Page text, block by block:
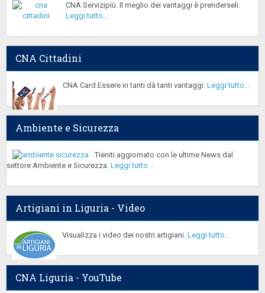
CNA Servizipiù. Il meglio dei vantaggi è prenderseli.
Leggi tutto...
CNA Cittadini
CNA Card.Essere in tanti dà tanti vantaggi. Leggi tutto...
Ambiente e Sicurezza
Tieniti aggiornato con le ultime News dal
settore Ambiente e Sicurezza. Leggi tutto...
Artigiani in Liguria - Video
Visualizza i video dei nostri artigiani. Leggi tutto...
CNA Liguria - YouTube